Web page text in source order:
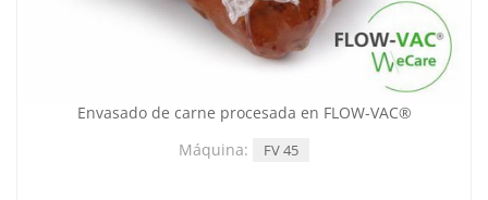
Envasado de carne procesada en FLOW-VAC®
Máquina:
FV 45